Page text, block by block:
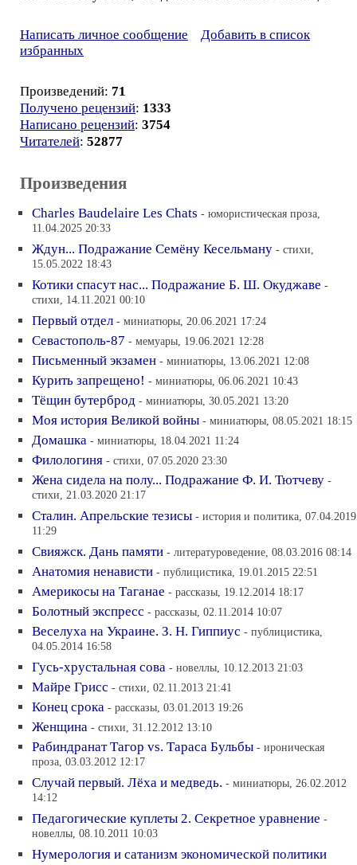
Написать личное сообщение
Добавить в список
избранных
Произведений: 71
Получено рецензий: 1333
Написано рецензий: 3754
Читателей: 52877
Произведения
Charles Baudelaire Les Chats - юмористическая проза,
11.04.2025 20:33
Ждун... Подражание Семёну Кесельману - стихи,
15.05.2022 18:43
Котики спасут нас... Подражание Б. Ш. Окуджаве -
стихи, 14.11.2021 00:10
Первый отдел - миниатюры, 20.06.2021 17:24
Севастополь-87 - мемуары, 19.06.2021 12:28
Письменный экзамен - миниатюры, 13.06.2021 12:08
Курить запрещено! - миниатюры, 06.06.2021 10:43
Тёщин бутерброд - миниатюры, 30.05.2021 13:20
Моя история Великой войны - миниатюры, 08.05.2021 18:15
Домашка - миниатюры, 18.04.2021 11:24
Филологиня - стихи, 07.05.2020 23:30
Жена сидела на полу... Подражание Ф. И. Тютчеву -
стихи, 21.03.2020 21:17
Сталин. Апрельские тезисы - история и политика, 07.04.2019
11:29
Свияжск. Дань памяти - литературоведение, 08.03.2016 08:14
Анатомия ненависти - публицистика, 19.01.2015 22:51
Америкосы на Таганае - рассказы, 19.12.2014 18:17
Болотный экспресс - рассказы, 02.11.2014 10:07
Веселуха на Украине. З. Н. Гиппиус - публицистика,
04.05.2014 16:58
Гусь-хрустальная сова - новеллы, 10.12.2013 21:03
Майре Грисс - стихи, 02.11.2013 21:41
Конец срока - рассказы, 03.01.2013 19:26
Женщина - стихи, 31.12.2012 13:10
Рабиндранат Тагор vs. Тараса Бульбы - ироническая
проза, 03.03.2012 12:17
Случай первый. Лёха и медведь. - миниатюры, 26.02.2012
14:12
Педагогические куплеты 2. Секретное уравнение -
новеллы, 08.10.2011 10:03
Нумерология и сатанизм экономической политики